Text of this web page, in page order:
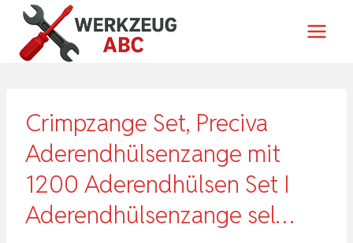
Zum
Inhalt
springen
Crimpzange Set, Preciva
Aderendhülsenzange mit
1200 Aderendhülsen Set I
Aderendhülsenzange sel…